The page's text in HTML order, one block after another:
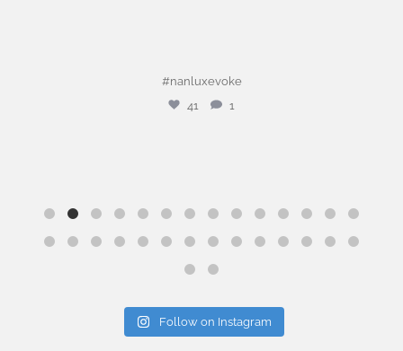
#nanluxevoke
41
1
Follow on Instagram